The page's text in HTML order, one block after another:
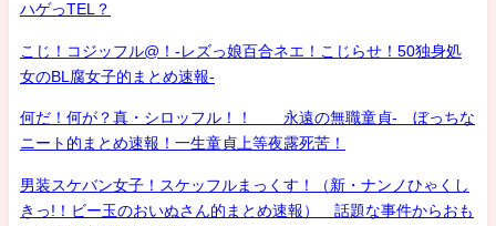
ハゲっTEL？
こじ！コジッフル@！-レズっ娘百合ネエ！こじらせ！50独身処
女のBL腐女子的まとめ速報-
何だ！何が？真・シロッフル！！ 永遠の無職童貞- ぼっちな
ニート的まとめ速報！一生童貞上等夜露死苦！
男装スケバン女子！スケッフルまっくす！（新・ナンノひゃくし
きっ!！ビー玉のおいぬさん的まとめ速報） 話題な事件からおも